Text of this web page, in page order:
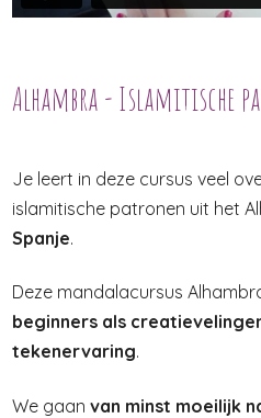
Alhambra - Islamitische
Je leert in deze cursus veel
islamitische patronen uit het
Spanje.
Deze mandalacursus
beginners als
tekenervaring.
We gaan van minst moeilijk